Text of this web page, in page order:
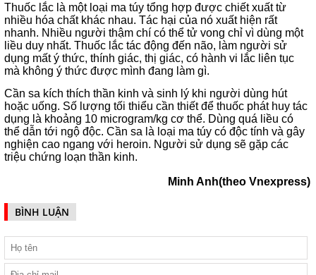
Thuốc lắc là một loại ma túy tổng hợp được chiết xuất từ
nhiều hóa chất khác nhau. Tác hại của nó xuất hiện rất
nhanh. Nhiều người thậm chí có thể tử vong chỉ vì dùng một
liều duy nhất. Thuốc lắc tác động đến não, làm người sử
dụng mất ý thức, thính giác, thị giác, có hành vi lắc liên tục
mà không ý thức được mình đang làm gì.
Cần sa kích thích thần kinh và sinh lý khi người dùng hút
hoặc uống. Số lượng tối thiểu cần thiết để thuốc phát huy tác
dụng là khoảng 10 microgram/kg cơ thể. Dùng quá liều có
thể dẫn tới ngộ độc. Cần sa là loại ma túy có độc tính và gây
nghiện cao ngang với heroin. Người sử dụng sẽ gặp các
triệu chứng loạn thần kinh.
Minh Anh(theo Vnexpress)
BÌNH LUẬN